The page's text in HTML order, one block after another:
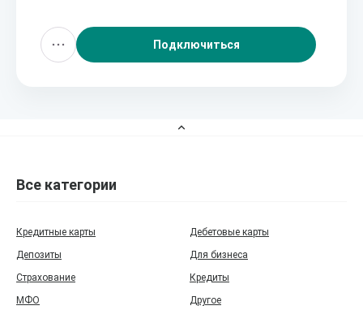
Подключиться
Все категории
Кредитные карты
Дебетовые карты
Депозиты
Для бизнеса
Страхование
Кредиты
МФО
Другое